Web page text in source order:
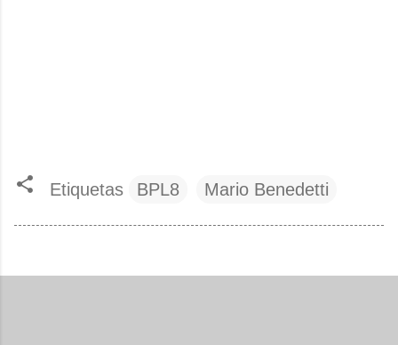
Etiquetas BPL8 Mario Benedetti